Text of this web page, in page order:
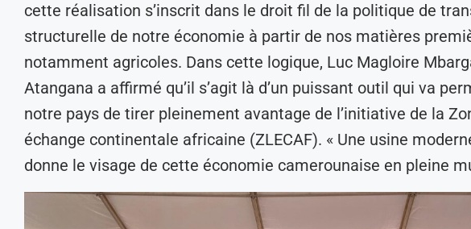
cette réalisation s’inscrit dans le droit fil de la politique de
structurelle de notre économie à partir de nos matières
notamment agricoles. Dans cette logique, Luc Magloire
Atangana a affirmé qu’il s’agit là d’un puissant outil qui va
notre pays de tirer pleinement avantage de l’initiative de la
échange continentale africaine (ZLECAF). « Une usine
donne le visage de cette économie camerounaise en pleine